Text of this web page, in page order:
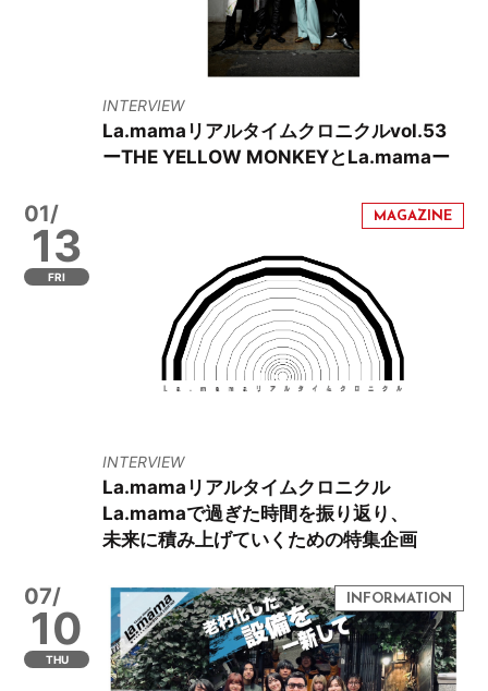
INTERVIEW
La.mamaリアルタイムクロニクルvol.53
ーTHE YELLOW MONKEYとLa.mamaー
01/
13
FRI
INTERVIEW
La.mamaリアルタイムクロニクル
La.mamaで過ぎた時間を振り返り、
未来に積み上げていくための特集企画
07/
10
THU